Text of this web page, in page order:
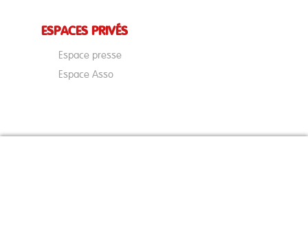
ESPACES PRIVÉS
Espace presse
Espace Asso